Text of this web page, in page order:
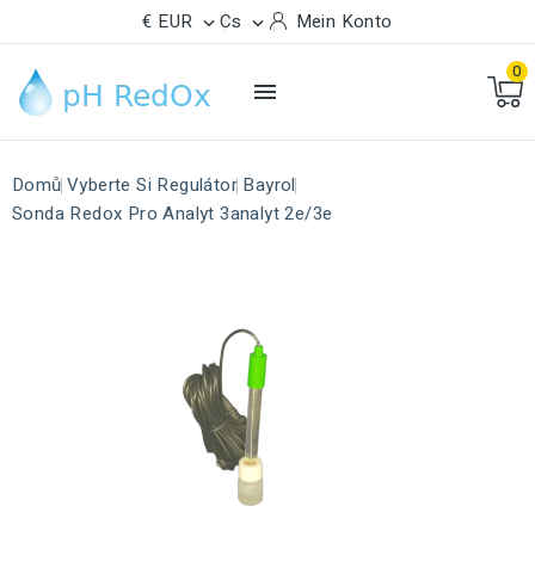
€ EUR  Cs  Mein Konto

0
Domů Vyberte Si Regulátor Bayrol
Sonda Redox Pro Analyt 3analyt 2e/3e